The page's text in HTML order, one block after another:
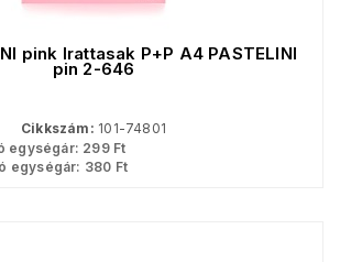
pink Irattasak P+P A4 PASTELINI
pin 2-646
Cikkszám: 101-74801
egységár: 299Ft
egységár: 380 Ft